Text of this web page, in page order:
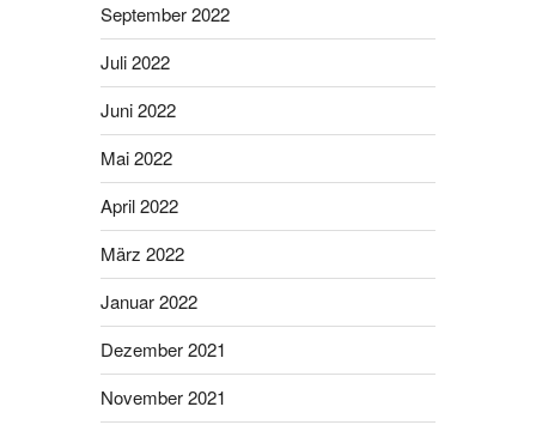
September 2022
Juli 2022
Juni 2022
Mai 2022
April 2022
März 2022
Januar 2022
Dezember 2021
November 2021